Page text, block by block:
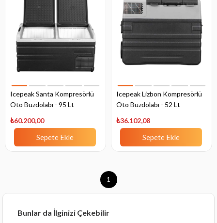
Icepeak Santa Kompresörlü
Oto Buzdolabı - 95 Lt
₺60.200,00
Sepete Ekle
Icepeak Lizbon Kompresörlü
Oto Buzdolabı - 52 Lt
₺36.102,08
Sepete Ekle
1
Bunlar da İlginizi Çekebilir